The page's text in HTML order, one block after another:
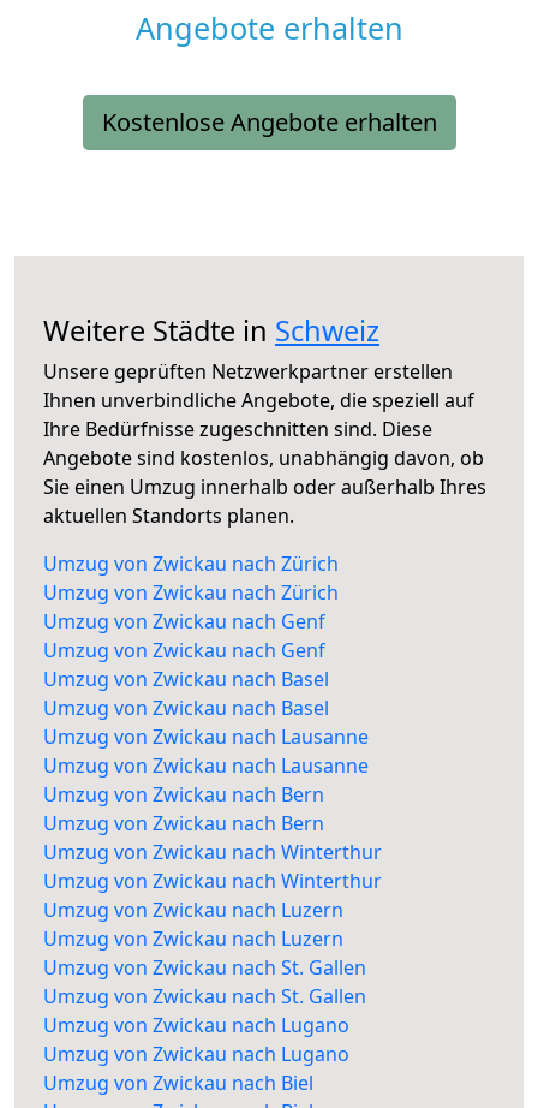
Angebote erhalten
Kostenlose Angebote erhalten
Weitere Städte in Schweiz
Unsere geprüften Netzwerkpartner erstellen
Ihnen unverbindliche Angebote, die speziell auf
Ihre Bedürfnisse zugeschnitten sind. Diese
Angebote sind kostenlos, unabhängig davon, ob
Sie einen Umzug innerhalb oder außerhalb Ihres
aktuellen Standorts planen.
Umzug von Zwickau nach Zürich
Umzug von Zwickau nach Zürich
Umzug von Zwickau nach Genf
Umzug von Zwickau nach Genf
Umzug von Zwickau nach Basel
Umzug von Zwickau nach Basel
Umzug von Zwickau nach Lausanne
Umzug von Zwickau nach Lausanne
Umzug von Zwickau nach Bern
Umzug von Zwickau nach Bern
Umzug von Zwickau nach Winterthur
Umzug von Zwickau nach Winterthur
Umzug von Zwickau nach Luzern
Umzug von Zwickau nach Luzern
Umzug von Zwickau nach St. Gallen
Umzug von Zwickau nach St. Gallen
Umzug von Zwickau nach Lugano
Umzug von Zwickau nach Lugano
Umzug von Zwickau nach Biel